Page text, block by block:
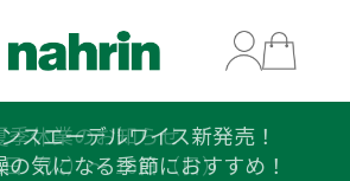
季休業のお知らせ
（火）〜 16日（日）
スエーデルワイス新発売！
気になる季節におすすめ！